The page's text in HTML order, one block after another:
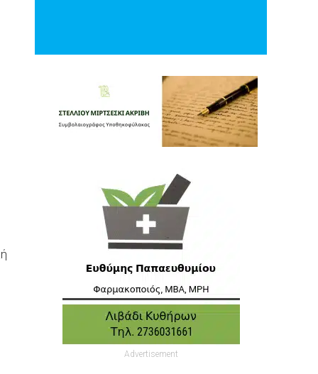
Advertisement